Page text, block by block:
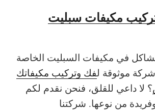
مكيفات سبليت
في مكيفات السبليت الخاصة
موثوقة لفك وتركيب مكيفاتك
؟ لا داعي للقلق، فنحن نقدم لكم
من نوعها. شركتنا